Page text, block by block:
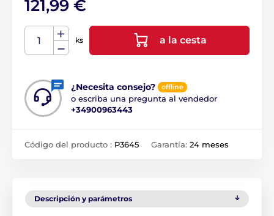
121,99 €
ks a la cesta
¿Necesita consejo? offline
o escriba una pregunta al vendedor
+34900963443
Código del producto : P3645 Garantía: 24 meses
Descripción y parámetros